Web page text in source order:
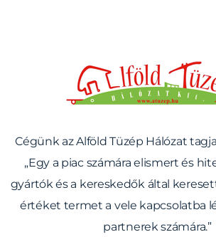
Cégünk az Alföld Tüzép Hálózat
„Egy a piac számára elismert és
gyártók és a kereskedők által
értéket termet a vele kapcsolatba
partnerek számára.”